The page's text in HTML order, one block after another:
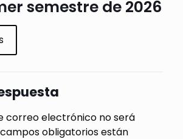
semestre de 2026
correo electrónico no será
campos obligatorios están